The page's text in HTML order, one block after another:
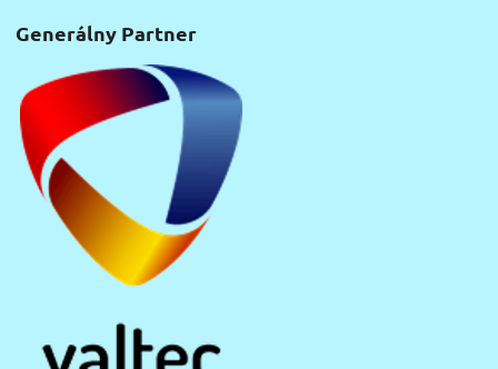
Generálny Partner